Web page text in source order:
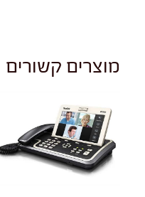
מוצרים קשורים